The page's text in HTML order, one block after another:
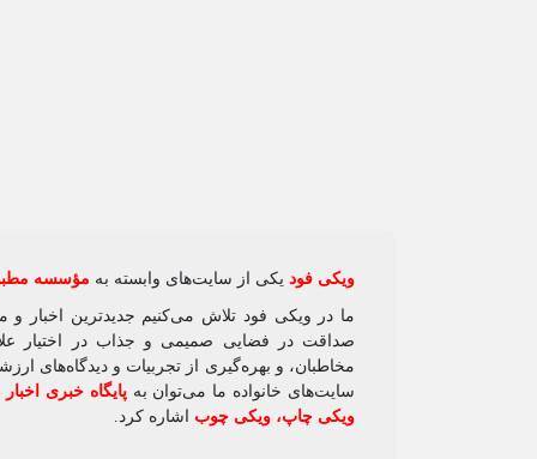
ویکی‌ فود یکی از سایت‌های وابسته به مؤسسه
ما در ویکی‌ فود تلاش می‌کنیم جدیدترین اخبار
صداقت در فضایی صمیمی و جذاب در اختیار
مخاطبان، و بهره‌گیری از تجربیات و دیدگاه‌های
سایت‌های خانواده ما می‌توان بهپایگاه خبری
ویکی چاپ، ویکی چوب اشاره کرد.